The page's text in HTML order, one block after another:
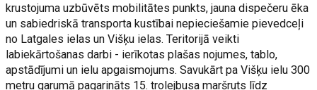
krustojuma uzbūvēts mobilitātes punkts, jauna dispečeru ēka
un sabiedriskā transporta kustībai nepieciešamie pievedceļi
no Latgales ielas un Višķu ielas. Teritorijā veikti
labiekārtošanas darbi - ierīkotas plašas nojumes, tablo,
apstādījumi un ielu apgaismojums. Savukārt pa Višķu ielu 300
metru garumā pagarināts 15. trolejbusa maršruts līdz